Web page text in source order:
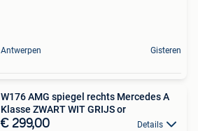
Antwerpen Gisteren
W176 AMG spiegel rechts Mercedes A
Klasse ZWART WIT GRIJS or
€ 299,00 Details